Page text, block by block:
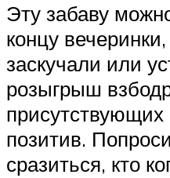
Эту забаву
концу
заскучали или
розыгрыш
присутствующих
позитив.
сразиться, кто